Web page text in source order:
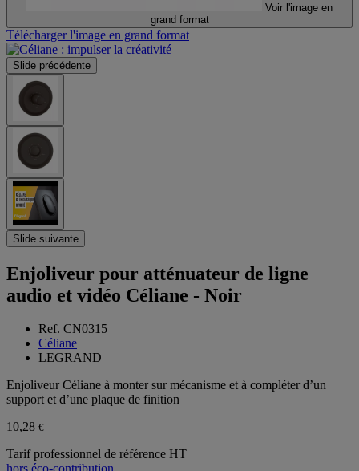
Voir l'image en
grand format
Télécharger l'image en grand format
Slide précédente
Slide suivante
Enjoliveur pour atténuateur de ligne
audio et vidéo Céliane - Noir
Ref. CN0315
Céliane
LEGRAND
Enjoliveur Céliane à monter sur mécanisme et à compléter d’un
support et d’une plaque de finition
10,28 €
Tarif professionnel de référence HT